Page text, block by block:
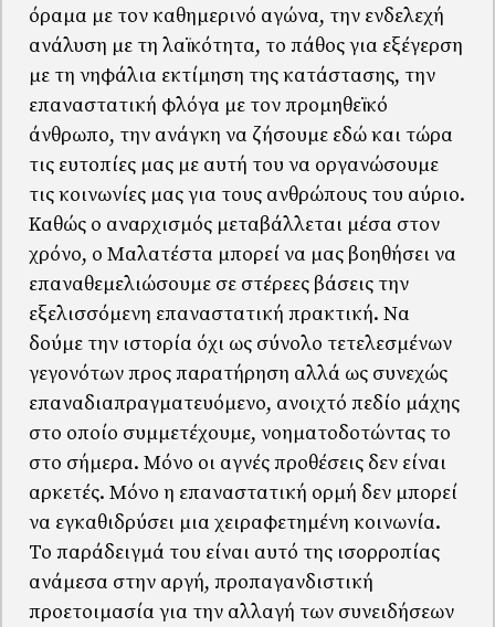
όραμα με τον καθημερινό αγώνα, την ενδελεχή
ανάλυση με τη λαϊκότητα, το πάθος για εξέγερση
με τη νηφάλια εκτίμηση της κατάστασης, την
επαναστατική φλόγα με τον προμηθεϊκό
άνθρωπο, την ανάγκη να ζήσουμε εδώ και τώρα
τις ευτοπίες μας με αυτή του να οργανώσουμε
τις κοινωνίες μας για τους ανθρώπους του αύριο.
Καθώς ο αναρχισμός μεταβάλλεται μέσα στον
χρόνο, ο Μαλατέστα μπορεί να μας βοηθήσει να
επαναθεμελιώσουμε σε στέρεες βάσεις την
εξελισσόμενη επαναστατική πρακτική. Να
δούμε την ιστορία όχι ως σύνολο τετελεσμένων
γεγονότων προς παρατήρηση αλλά ως συνεχώς
επαναδιαπραγματευόμενο, ανοιχτό πεδίο μάχης
στο οποίο συμμετέχουμε, νοηματοδοτώντας το
στο σήμερα. Μόνο οι αγνές προθέσεις δεν είναι
αρκετές. Μόνο η επαναστατική ορμή δεν μπορεί
να εγκαθιδρύσει μια χειραφετημένη κοινωνία.
Το παράδειγμά του είναι αυτό της ισορροπίας
ανάμεσα στην αργή, προπαγανδιστική
προετοιμασία για την αλλαγή των συνειδήσεων